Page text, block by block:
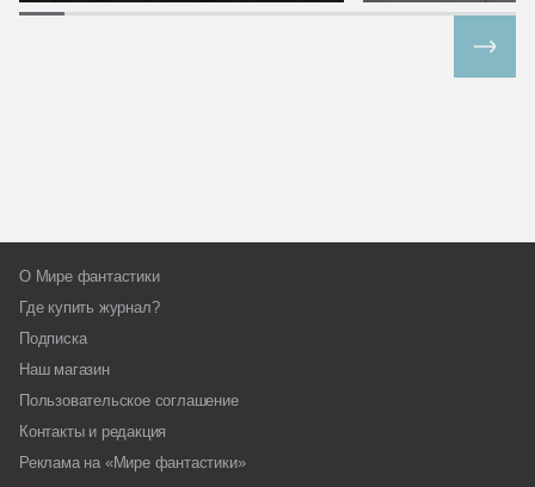
О Мире фантастики
Где купить журнал?
Подписка
Наш магазин
Пользовательское соглашение
Контакты и редакция
Реклама на «Мире фантастики»